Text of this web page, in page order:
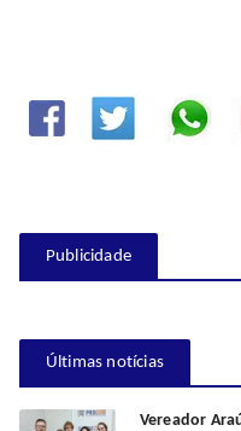
Publicidade
Últimas notícias
Vereador